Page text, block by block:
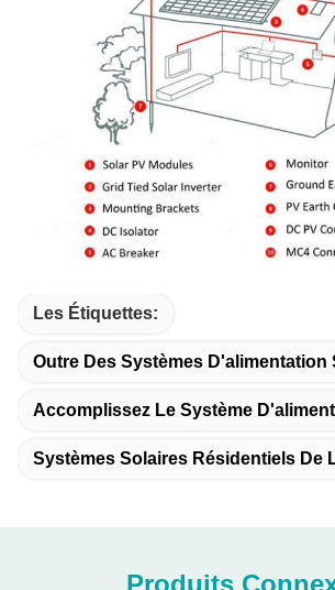
Les Étiquettes:
Outre Des Systèmes D'alimentation
Accomplissez Le Système
Systèmes Solaires Résidentiels De